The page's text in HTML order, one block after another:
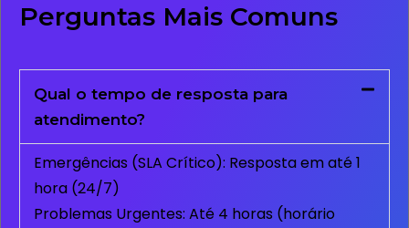
Perguntas Mais Comuns
Qual o tempo de resposta para
atendimento?
Emergências (SLA Crítico): Resposta em até 1
hora (24/7)
Problemas Urgentes: Até 4 horas (horário